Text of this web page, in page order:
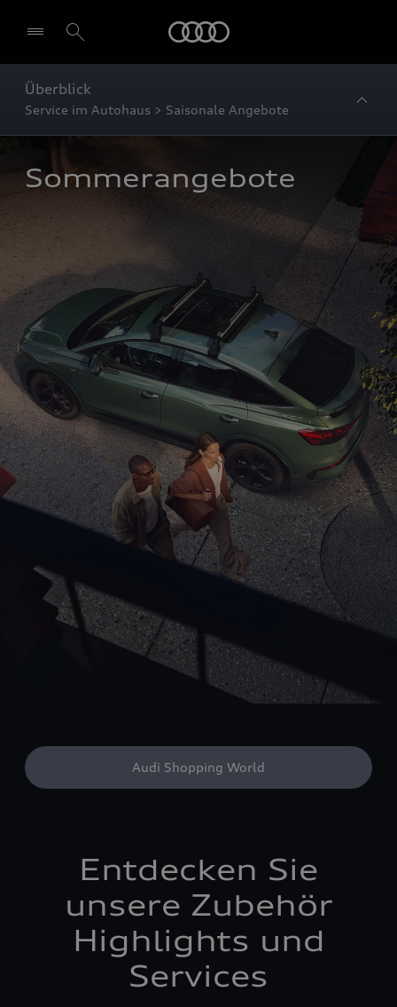
Überblick
Service im Autohaus > Saisonale Angebote
Sommerangebote
Audi Shopping World
Entdecken Sie
unsere Zubehör
Highlights und
Services